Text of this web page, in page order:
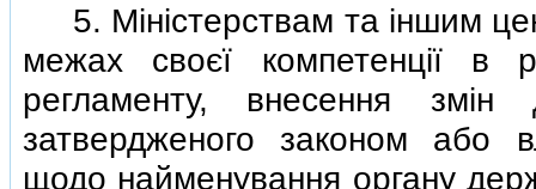
5. Мiнiстерствам та iншим
межах своєї компетенцiї в
регламенту, внесення змiн
затвердженого законом або
щодо найменування органу